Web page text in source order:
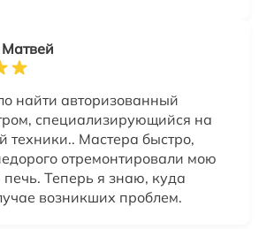
найти авторизованный
специализирующийся на
техники.. Мастера быстро,
отремонтировали мою
Теперь я знаю, куда
возникших проблем.